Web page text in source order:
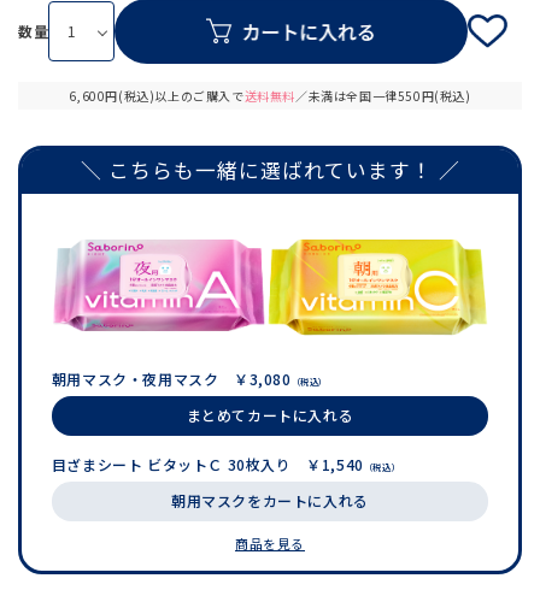
6,600円(税込)以上のご購入で送料無料／未満は全国一律550円(税込)
数量
＼ こちらも一緒に選ばれています！ ／
朝用マスク・夜用マスク ￥3,080 （税込）
まとめてカートに入れる
目ざまシート ビタットＣ 30枚入り ￥1,540 （税込）
朝用マスクをカートに入れる
商品を見る